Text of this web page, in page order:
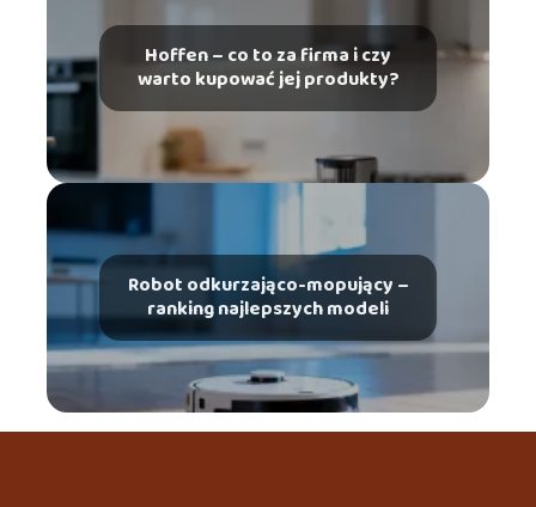
Hoffen – co to za firma i czy
warto kupować jej produkty?
Robot odkurzająco-mopujący –
ranking najlepszych modeli